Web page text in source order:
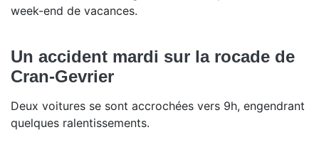
week-end de vacances.
Un accident mardi sur la rocade de
Cran-Gevrier
Deux voitures se sont accrochées vers 9h, engendrant
quelques ralentissements.